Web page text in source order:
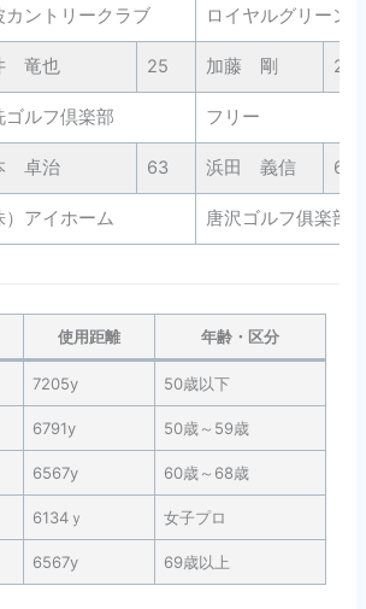
カントリークラブ ロイヤルグリーン
竜也 25 加藤 剛 28
ゴルフ倶楽部 フリー
卓治 63 浜田 義信 66
）アイホーム 唐沢ゴルフ俱楽部
使用距離 年齢・区分
7205y 50歳以下
6791y 50歳～59歳
6567y 60歳～68歳
6134ｙ 女子プロ
6567y 69歳以上